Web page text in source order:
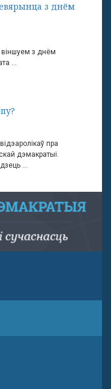
з днём
з днём
...
пра
дэмакратыі.
...